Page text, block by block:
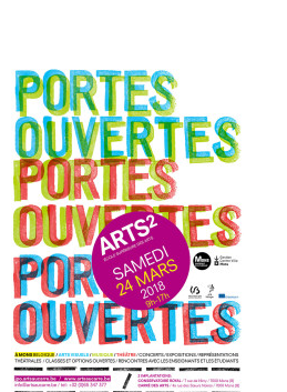
KURODA
–
KURODA
–